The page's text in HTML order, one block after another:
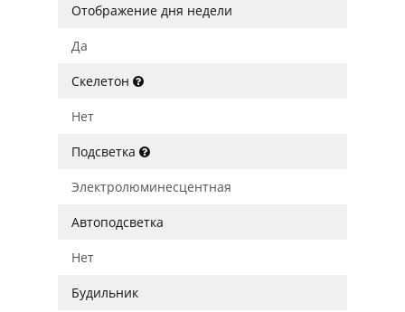
Отображение дня недели
Да
Скелетон
Нет
Подсветка
Электролюминесцентная
Автоподсветка
Нет
Будильник